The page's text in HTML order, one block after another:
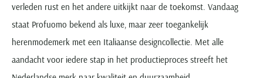
verleden rust en het andere uitkijkt naar de toekomst. Vandaag
staat Profuomo bekend als luxe, maar zeer toegankelijk
herenmodemerk met een Italiaanse designcollectie. Met alle
aandacht voor iedere stap in het productieproces streeft het